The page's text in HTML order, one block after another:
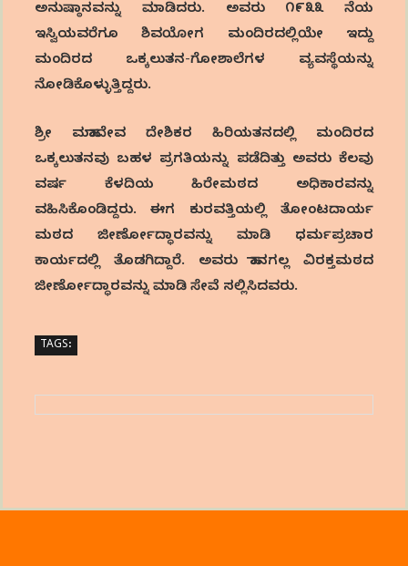
ಅನುಷ್ಠಾನವನ್ನು ಮಾಡಿದರು. ಅವರು ೧೯೩೩ ನೆಯ
ಇಸ್ವಿಯವರೆಗೂ ಶಿವಯೋಗ ಮಂದಿರದಲ್ಲಿಯೇ ಇದ್ದು
ಮಂದಿರದ ಒಕ್ಕಲುತನ-ಗೋಶಾಲೆಗಳ ವ್ಯವಸ್ಥೆಯನ್ನು
ನೋಡಿಕೊಳ್ಳುತ್ತಿದ್ದರು.
ಶ್ರೀ ಮಹಾದೇವ ದೇಶಿಕರ ಹಿರಿಯತನದಲ್ಲಿ ಮಂದಿರದ
ಒಕ್ಕಲುತನವು ಬಹಳ ಪ್ರಗತಿಯನ್ನು ಪಡೆದಿತ್ತು ಅವರು ಕೆಲವು
ವರ್ಷ ಕೆಳದಿಯ ಹಿರೇಮಠದ ಅಧಿಕಾರವನ್ನು
ವಹಿಸಿಕೊಂಡಿದ್ದರು. ಈಗ ಕುರವತ್ತಿಯಲ್ಲಿ ತೋಂಟದಾರ್ಯ
ಮಠದ ಜೀರ್ಣೋದ್ಧಾರವನ್ನು ಮಾಡಿ ಧರ್ಮಪ್ರಚಾರ
ಕಾರ್ಯದಲ್ಲಿ ತೊಡಗಿದ್ದಾರೆ. ಅವರು ಹಾನಗಲ್ಲ ವಿರಕ್ತಮಠದ
ಜೀರ್ಣೋದ್ಧಾರವನ್ನು ಮಾಡಿ ಸೇವೆ ಸಲ್ಲಿಸಿದವರು.
TAGS: